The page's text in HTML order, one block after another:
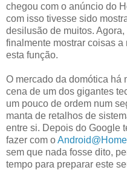
chegou com o anúncio do
com isso tivesse sido
desilusão de muitos.
finalmente mostrar coisas
esta função.
O mercado da domótica há
cena de um dos gigantes
um pouco de ordem num
manta de retalhos de
entre si. Depois do Google
fazer com oAndroid@Home
sem que nada fosse dito,
tempo para preparar este